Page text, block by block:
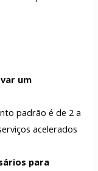
um
padrão é de 2 a
acelerados
para